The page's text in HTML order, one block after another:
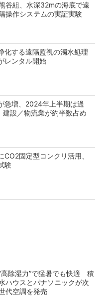
谷組、水深32mの海底で遠
操作システムの実証実験
化する遠隔監視の濁水処理
レンタル開始
急増、2024年上半期は過
設／物流業が約半数占め
CO2固定型コンクリ活用、
験
高除湿力”で猛暑でも快適 積
ハウスとパナソニックが次
代空調を発売